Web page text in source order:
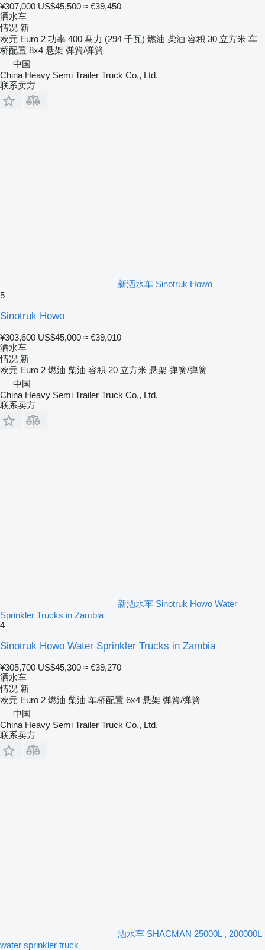
¥307,000 US$45,500 ≈ €39,450
洒水车
情况 新
欧元 Euro 2 功率 400 马力 (294 千瓦) 燃油 柴油 容积 30 立方米 车
桥配置 8x4 悬架 弹簧/弹簧
中国
China Heavy Semi Trailer Truck Co., Ltd.
联系卖方
新洒水车 Sinotruk Howo
5
Sinotruk Howo
¥303,600 US$45,000 ≈ €39,010
洒水车
情况 新
欧元 Euro 2 燃油 柴油 容积 20 立方米 悬架 弹簧/弹簧
中国
China Heavy Semi Trailer Truck Co., Ltd.
联系卖方
新洒水车 Sinotruk Howo Water
Sprinkler Trucks in Zambia
4
Sinotruk Howo Water Sprinkler Trucks in Zambia
¥305,700 US$45,300 ≈ €39,270
洒水车
情况 新
欧元 Euro 2 燃油 柴油 车桥配置 6x4 悬架 弹簧/弹簧
中国
China Heavy Semi Trailer Truck Co., Ltd.
联系卖方
洒水车 SHACMAN 25000L , 200000L
water sprinkler truck